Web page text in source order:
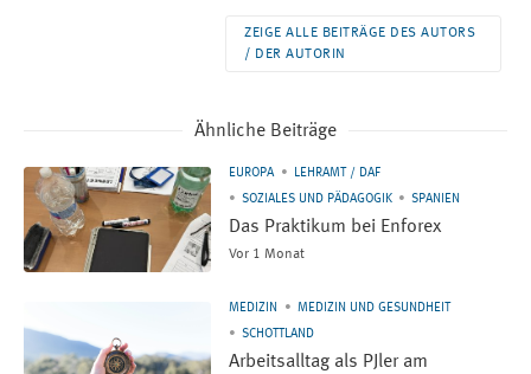
ZEIGE ALLE BEITRÄGE DES AUTORS
/ DER AUTORIN
Ähnliche Beiträge
EUROPA
LEHRAMT / DAF
SOZIALES UND PÄDAGOGIK
SPANIEN
Das Praktikum bei Enforex
Vor 1 Monat
MEDIZIN
MEDIZIN UND GESUNDHEIT
SCHOTTLAND
Arbeitsalltag als PJler am